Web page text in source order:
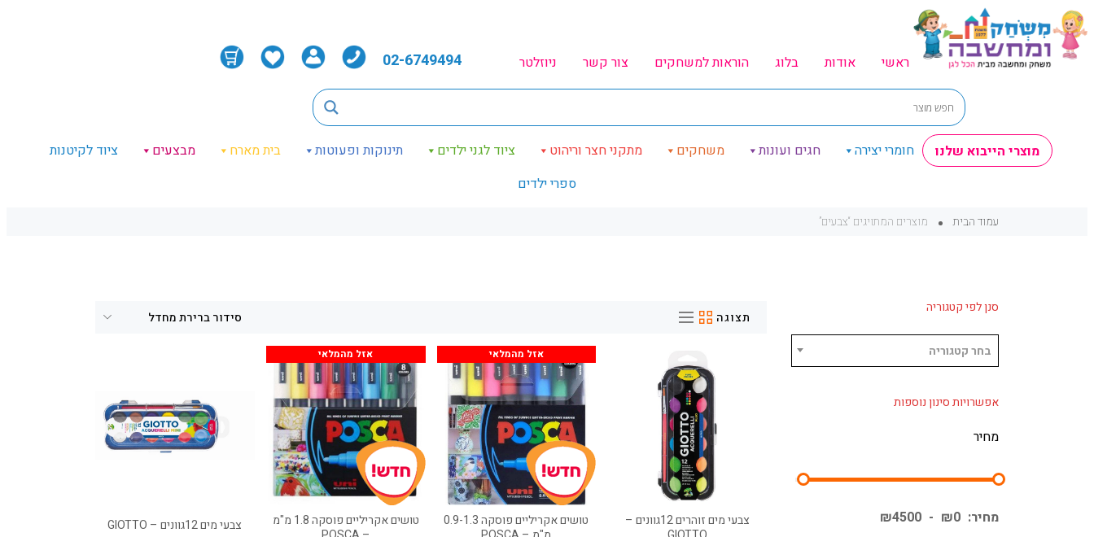
ראשי אודות בלוג הוראות למשחקים צור קשר ניוזלטר 02-6749494
מוצרי הייבוא שלנו חומרי יצירה חגים ועונות משחקים מתקני חצר וריהוט ציוד לגני ילדים תינוקות ופעוטות בית מארח מבצעים
ציוד לקיטנות
ספרי ילדים
עמוד הבית מוצרים המתויגים “צבעים”
סנן לפי קטגוריה
בחר קטגוריה
אפשרויות סינון נוספות
מחיר
מחיר: ₪0
-
₪4500
תצוגה
צבעי מים זוהרים 12גוונים –
אזל מהמלאי
טושים אקריליים פוסקה 0.9-1.3
אזל מהמלאי
טושים אקריליים פוסקה 1.8 מ"מ
צבעי מים 12גוונים – GIOTTO